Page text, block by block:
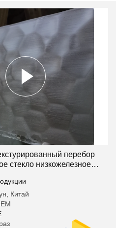
стекло
перебор
стекло низкожелезное
Китай